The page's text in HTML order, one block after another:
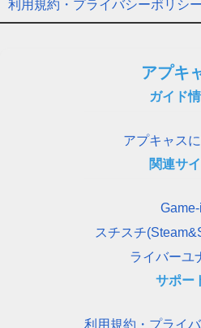
利用規約・プライバシーポリシー
アプキ
ガイド
アプキャス
関連サ
Game-i
スチスチ
ライバーユ
サポー
利用規約・プライ